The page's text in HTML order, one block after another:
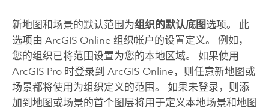
新地图和场景的默认范围为组织的默认底图选项。 此
选项由 ArcGIS Online 组织帐户的设置定义。 例如，
您的组织已将范围设置为您的本地区域。 如果使用
ArcGIS Pro时登录到 ArcGIS Online ，则任意新地图或
场景都将使用为组织定义的范围。 如果未登录，则添
加到地图或场景的首个图层将用于定义本地场景和地图